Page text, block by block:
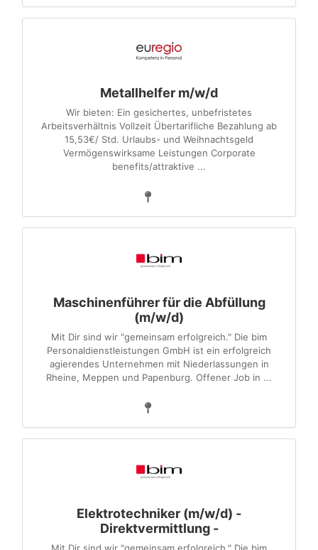
Metallhelfer m/w/d
Wir bieten: Ein gesichertes, unbefristetes
Arbeitsverhältnis Vollzeit Übertarifliche Bezahlung ab
15,53€/ Std. Urlaubs- und Weihnachtsgeld
Vermögenswirksame Leistungen Corporate
benefits/attraktive ...
Maschinenführer für die Abfüllung
(m/w/d)
Mit Dir sind wir "gemeinsam erfolgreich." Die bim
Personaldienstleistungen GmbH ist ein erfolgreich
agierendes Unternehmen mit Niederlassungen in
Rheine, Meppen und Papenburg. Offener Job in ...
Elektrotechniker (m/w/d) -
Direktvermittlung -